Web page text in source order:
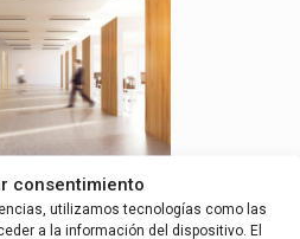
consentimiento
utilizamos tecnologías como las
a la información del dispositivo. El
y las PYMES